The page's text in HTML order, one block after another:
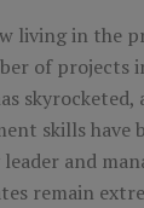
living in the
of projects
skills have
and
remain